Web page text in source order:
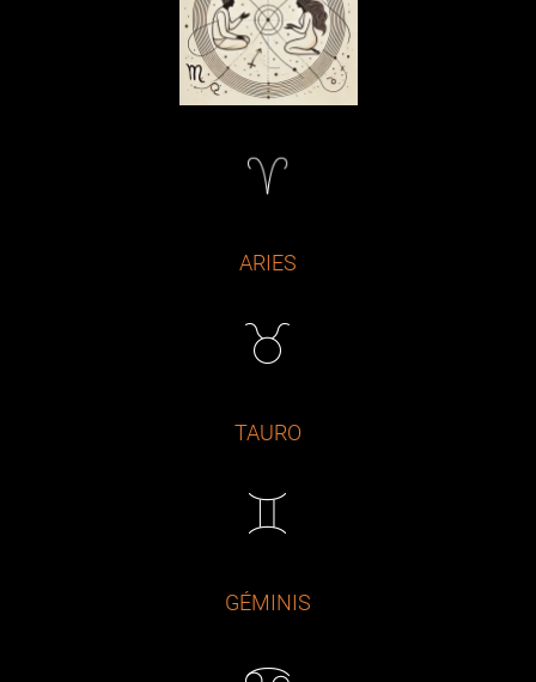
ARIES
TAURO
GÉMINIS